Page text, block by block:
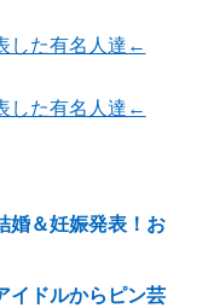
した有名人達←
した有名人達←
婚＆妊娠発表！お
イドルからピン芸